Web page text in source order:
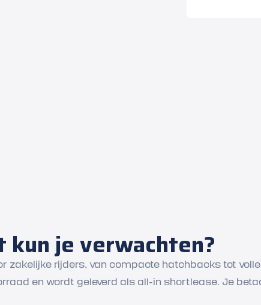
je verwachten?
zakelijke rijders, van compacte hatchbacks tot
en wordt geleverd als all-in shortlease. Je